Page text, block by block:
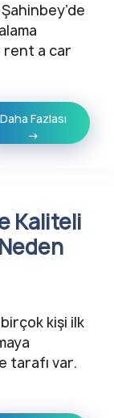
a car
Daha Fazlası
→
Kaliteli
kişi ilk
tarafı var.